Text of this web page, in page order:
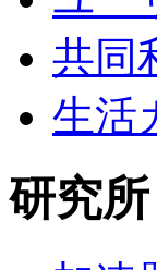
共同
生活
研究